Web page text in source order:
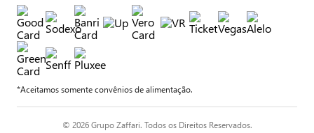
*Aceitamos somente convênios de alimentação.
© 2026 Grupo Zaffari. Todos os Direitos Reservados.